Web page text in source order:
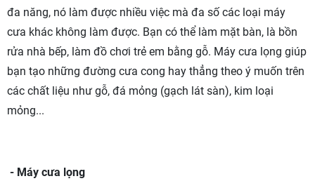
đa năng, nó làm được nhiều việc mà đa số các loại máy
cưa khác không làm được. Bạn có thể làm mặt bàn, là bồn
rửa nhà bếp, làm đồ chơi trẻ em bằng gỗ. Máy cưa lọng giúp
bạn tạo những đường cưa cong hay thẳng theo ý muốn trên
các chất liệu như gỗ, đá mỏng (gạch lát sàn), kim loại
mỏng...
- Máy cưa lọng